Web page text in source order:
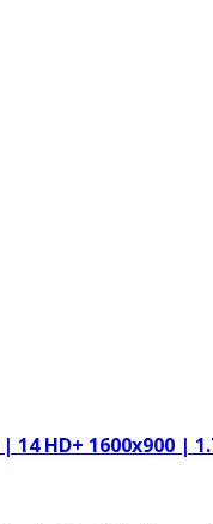
14 HD+ 1600x900 |